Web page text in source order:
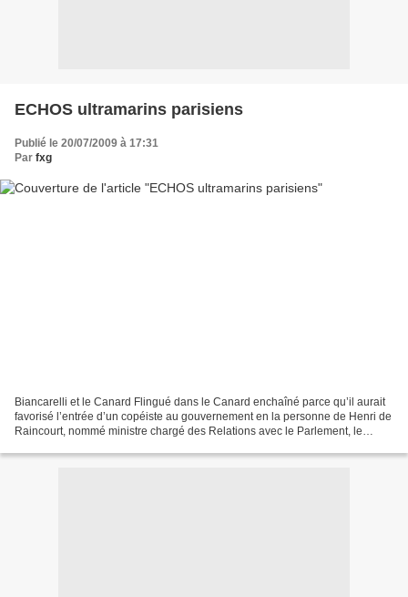
ECHOS ultramarins parisiens
Publié le 20/07/2009 à 17:31
Par fxg
Biancarelli et le Canard Flingué dans le Canard enchaîné parce qu’il aurait
favorisé l’entrée d’un copéiste au gouvernement en la personne de Henri de
Raincourt, nommé ministre chargé des Relations avec le Parlement, le